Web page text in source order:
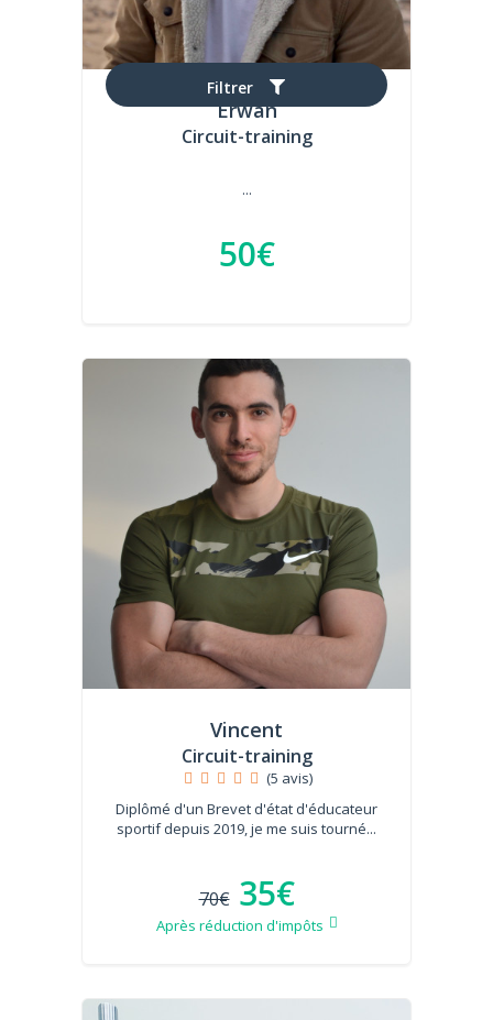
Filtrer
Erwan
Circuit-training
...
50€
Vincent
Circuit-training
(5 avis)
Diplômé d'un Brevet d'état d'éducateur
sportif depuis 2019, je me suis tourné...
70€ 35€
Après réduction d'impôts